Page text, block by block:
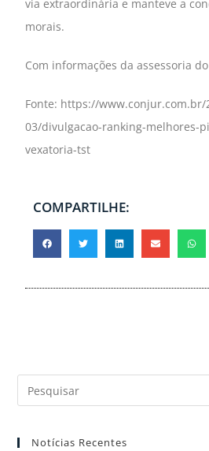
via extraordinária e manteve a
morais.
Com informações da assessoria do
Fonte: https://www.conjur.com.br/
03/divulgacao-ranking-melhores-
vexatoria-tst
COMPARTILHE:
Notícias Recentes